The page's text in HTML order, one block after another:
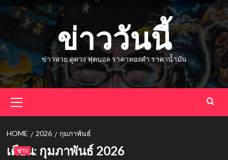
Skip
ข่าววันนี้
ข่าวหวย ดูดวง ฟุตบอล ราคาทองคำ ราคาน้ำมัน
Menu
HOME 2026 กุมภาพันธ์
เดือน: กุมภาพันธ์ 2026
ข่าว